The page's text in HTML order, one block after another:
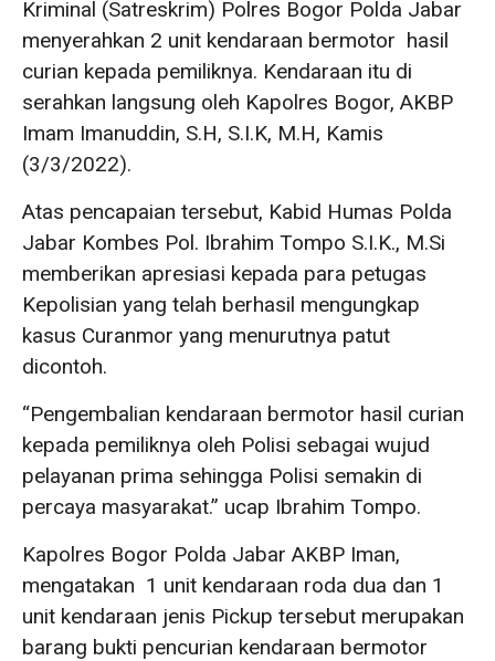
Kriminal (Satreskrim) Polres Bogor Polda Jabar
menyerahkan 2 unit kendaraan bermotor hasil
curian kepada pemiliknya. Kendaraan itu di
serahkan langsung oleh Kapolres Bogor, AKBP
Imam Imanuddin, S.H, S.I.K, M.H, Kamis
(3/3/2022).
Atas pencapaian tersebut, Kabid Humas Polda
Jabar Kombes Pol. Ibrahim Tompo S.I.K., M.Si
memberikan apresiasi kepada para petugas
Kepolisian yang telah berhasil mengungkap
kasus Curanmor yang menurutnya patut
dicontoh.
“Pengembalian kendaraan bermotor hasil curian
kepada pemiliknya oleh Polisi sebagai wujud
pelayanan prima sehingga Polisi semakin di
percaya masyarakat.” ucap Ibrahim Tompo.
Kapolres Bogor Polda Jabar AKBP Iman,
mengatakan 1 unit kendaraan roda dua dan 1
unit kendaraan jenis Pickup tersebut merupakan
barang bukti pencurian kendaraan bermotor